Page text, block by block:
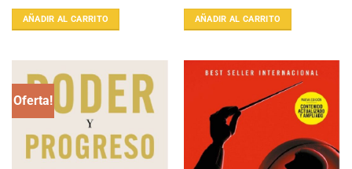
AÑADIR AL CARRITO
original
era:
$20.900.
actual
es:
$4.900.
AÑADIR AL CARRITO
Oferta!